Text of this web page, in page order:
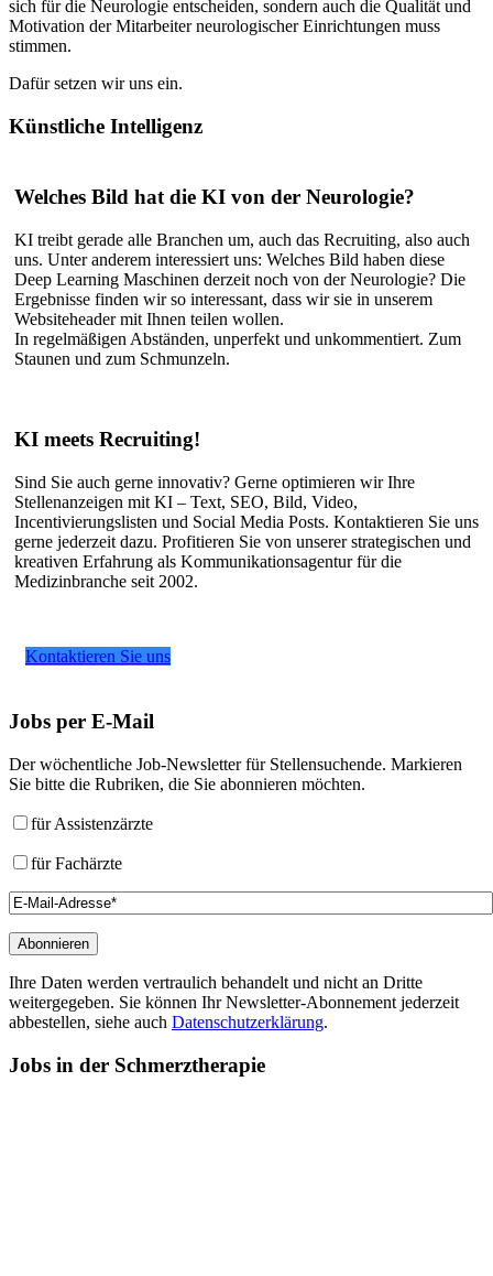
sich für die Neurologie entscheiden, sondern auch die Qualität und
Motivation der Mitarbeiter neurologischer Einrichtungen muss
stimmen.
Dafür setzen wir uns ein.
Künstliche Intelligenz
Welches Bild hat die KI von der Neurologie?
KI treibt gerade alle Branchen um, auch das Recruiting, also auch
uns. Unter anderem interessiert uns: Welches Bild haben diese
Deep Learning Maschinen derzeit noch von der Neurologie? Die
Ergebnisse finden wir so interessant, dass wir sie in unserem
Websiteheader mit Ihnen teilen wollen.
In regelmäßigen Abständen, unperfekt und unkommentiert. Zum
Staunen und zum Schmunzeln.
KI meets Recruiting!
Sind Sie auch gerne innovativ? Gerne optimieren wir Ihre
Stellenanzeigen mit KI – Text, SEO, Bild, Video,
Incentivierungslisten und Social Media Posts. Kontaktieren Sie uns
gerne jederzeit dazu. Profitieren Sie von unserer strategischen und
kreativen Erfahrung als Kommunikationsagentur für die
Medizinbranche seit 2002.
Kontaktieren Sie uns
Jobs per E-Mail
Der wöchentliche Job-Newsletter für Stellensuchende. Markieren
Sie bitte die Rubriken, die Sie abonnieren möchten.
für Assistenzärzte
für Fachärzte
Ihre Daten werden vertraulich behandelt und nicht an Dritte
weitergegeben. Sie können Ihr Newsletter-Abonnement jederzeit
abbestellen, siehe auch Datenschutzerklärung.
Jobs in der Schmerztherapie